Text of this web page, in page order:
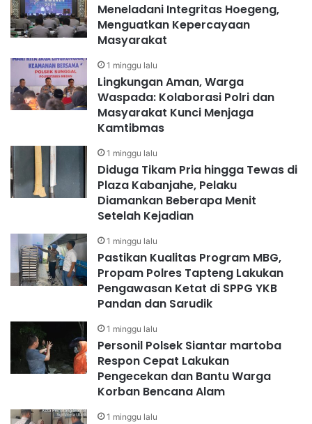
Meneladani Integritas Hoegeng,
Menguatkan Kepercayaan
Masyarakat
1 minggu lalu
Lingkungan Aman, Warga
Waspada: Kolaborasi Polri dan
Masyarakat Kunci Menjaga
Kamtibmas
1 minggu lalu
Diduga Tikam Pria hingga Tewas di
Plaza Kabanjahe, Pelaku
Diamankan Beberapa Menit
Setelah Kejadian
1 minggu lalu
Pastikan Kualitas Program MBG,
Propam Polres Tapteng Lakukan
Pengawasan Ketat di SPPG YKB
Pandan dan Sarudik
1 minggu lalu
Personil Polsek Siantar martoba
Respon Cepat Lakukan
Pengecekan dan Bantu Warga
Korban Bencana Alam
1 minggu lalu